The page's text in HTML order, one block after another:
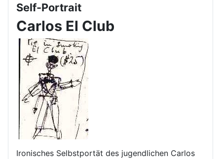
Self-Portrait
Carlos El Club
Ironisches Selbstportät des jugendlichen Carlos